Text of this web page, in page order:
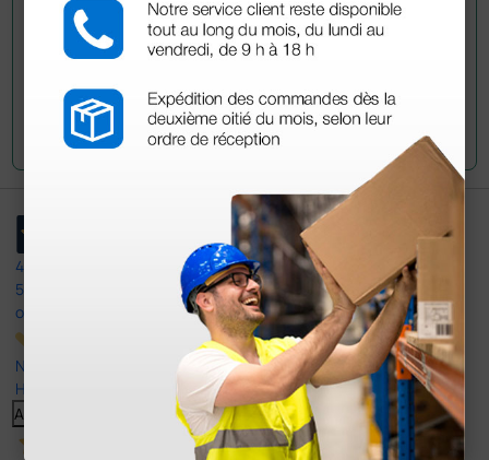
Envía tu pregunta
4,4
597
opiniones
Nuestras reseñas de 4 y 5 estrellas.
Haga clic aquí para leerlos todos >
Anterior